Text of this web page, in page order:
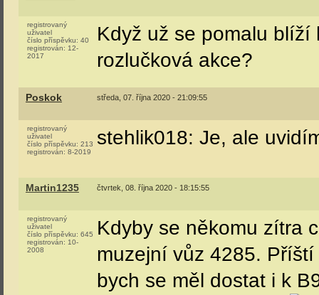
registrovaný
uživatel
číslo příspěvku: 40
registrován: 12-
2017
Když už se pomalu
rozlučková akce?
Poskok středa, 07. října 2020 - 21:09:55
registrovaný
uživatel
číslo příspěvku: 213
registrován: 8-2019
stehlik018: Je, ale
Martin1235 čtvrtek, 08. října 2020 - 18:15:55
registrovaný
uživatel
číslo příspěvku: 645
registrován: 10-
2008
Kdyby se někomu zítra
muzejní vůz 4285.
bych se měl dostat i k